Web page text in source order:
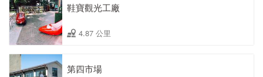
鞋寶觀光工廠
4.87 公里
第四市場